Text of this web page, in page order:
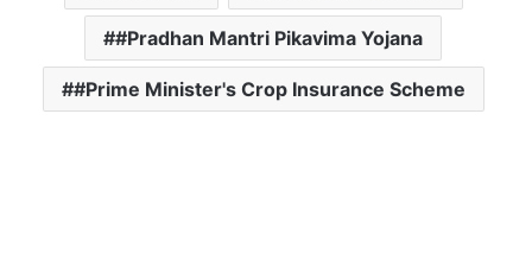
#Pradhan Mantri Pikavima Yojana
#Prime Minister's Crop Insurance Scheme